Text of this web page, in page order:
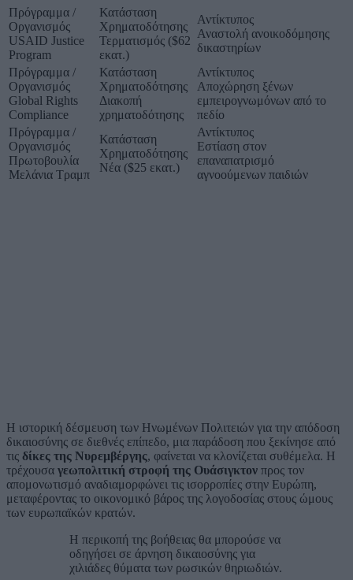
Πρόγραμμα /
Οργανισμός
USAID Justice
Program
Κατάσταση
Χρηματοδότησης
Τερματισμός ($62
εκατ.)
Αντίκτυπος
Αναστολή ανοικοδόμησης
δικαστηρίων
Πρόγραμμα /
Οργανισμός
Global Rights
Compliance
Κατάσταση
Χρηματοδότησης
Διακοπή
χρηματοδότησης
Αντίκτυπος
Αποχώρηση ξένων
εμπειρογνωμόνων από το
πεδίο
Πρόγραμμα /
Οργανισμός
Πρωτοβουλία
Μελάνια Τραμπ
Κατάσταση
Χρηματοδότησης
Νέα ($25 εκατ.)
Αντίκτυπος
Εστίαση στον
επαναπατρισμό
αγνοούμενων παιδιών
Η ιστορική δέσμευση των Ηνωμένων Πολιτειών για την απόδοση
δικαιοσύνης σε διεθνές επίπεδο, μια παράδοση που ξεκίνησε από
τις δίκες της Νυρεμβέργης, φαίνεται να κλονίζεται συθέμελα. Η
τρέχουσα γεωπολιτική στροφή της Ουάσιγκτον προς τον
απομονωτισμό αναδιαμορφώνει τις ισορροπίες στην Ευρώπη,
μεταφέροντας το οικονομικό βάρος της λογοδοσίας στους ώμους
των ευρωπαϊκών κρατών.
Η περικοπή της βοήθειας θα μπορούσε να
οδηγήσει σε άρνηση δικαιοσύνης για
χιλιάδες θύματα των ρωσικών θηριωδιών.